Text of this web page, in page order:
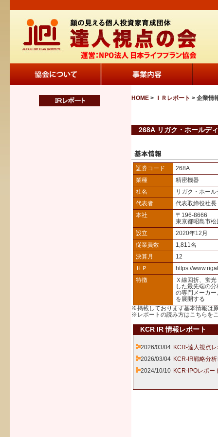
HOME > ＩＲレポート > 企業情
268A リガク・ホールデ
証券コード
268A
業種
精密機器
社名
リガク・ホー
代表者
代表取締役社
本社
〒196-8666
東京都昭島市
設立
2020年12月
従業員数
1,811名
決算月
12
ＨＰ
https://
特徴
Ｘ線回折、蛍
した最先端の
の専門メーカ
を展開する
※掲載しております基本情報は
※レポートの読み方はこちら を
KCR IR 情報レポート
2026/03/04 KCR-達人視点
2026/03/04 KCR-IR戦略分
2024/10/10 KCR-IPOレポー